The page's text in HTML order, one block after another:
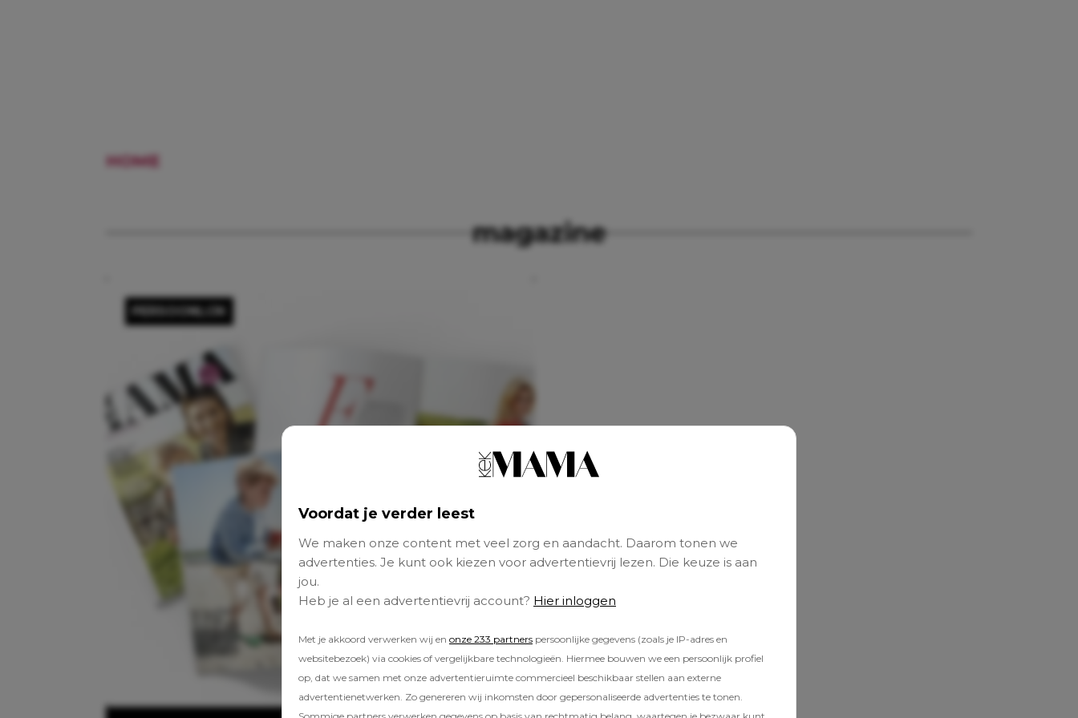
Voordat je verder leest
We maken onze content met veel zorg en aandacht. Daarom tonen we
advertenties. Je kunt ook kiezen voor advertentievrij lezen. Die keuze is aan
jou.
Heb je al een advertentievrij account? Hier inloggen
Met je akkoord verwerken wij en onze 233 partners persoonlijke gegevens (zoals je IP-adres en
websitebezoek) via cookies of vergelijkbare technologieën. Hiermee bouwen we een persoonlijk profiel
op, dat we samen met onze advertentieruimte commercieel beschikbaar stellen aan externe
advertentienetwerken. Zo genereren wij inkomsten door gepersonaliseerde advertenties te tonen.
Sommige partners verwerken gegevens op basis van rechtmatig belang, waartegen je bezwaar kunt
HOME
magazine
PERSOONLIJK